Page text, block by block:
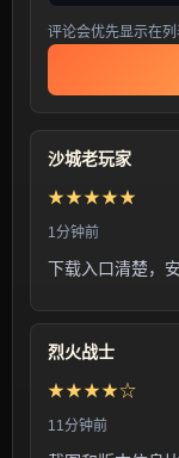
评论会优先显示在
沙城老玩家
★★★★★
1分钟前
下载入口清楚，
烈火战士
★★★★☆
11分钟前